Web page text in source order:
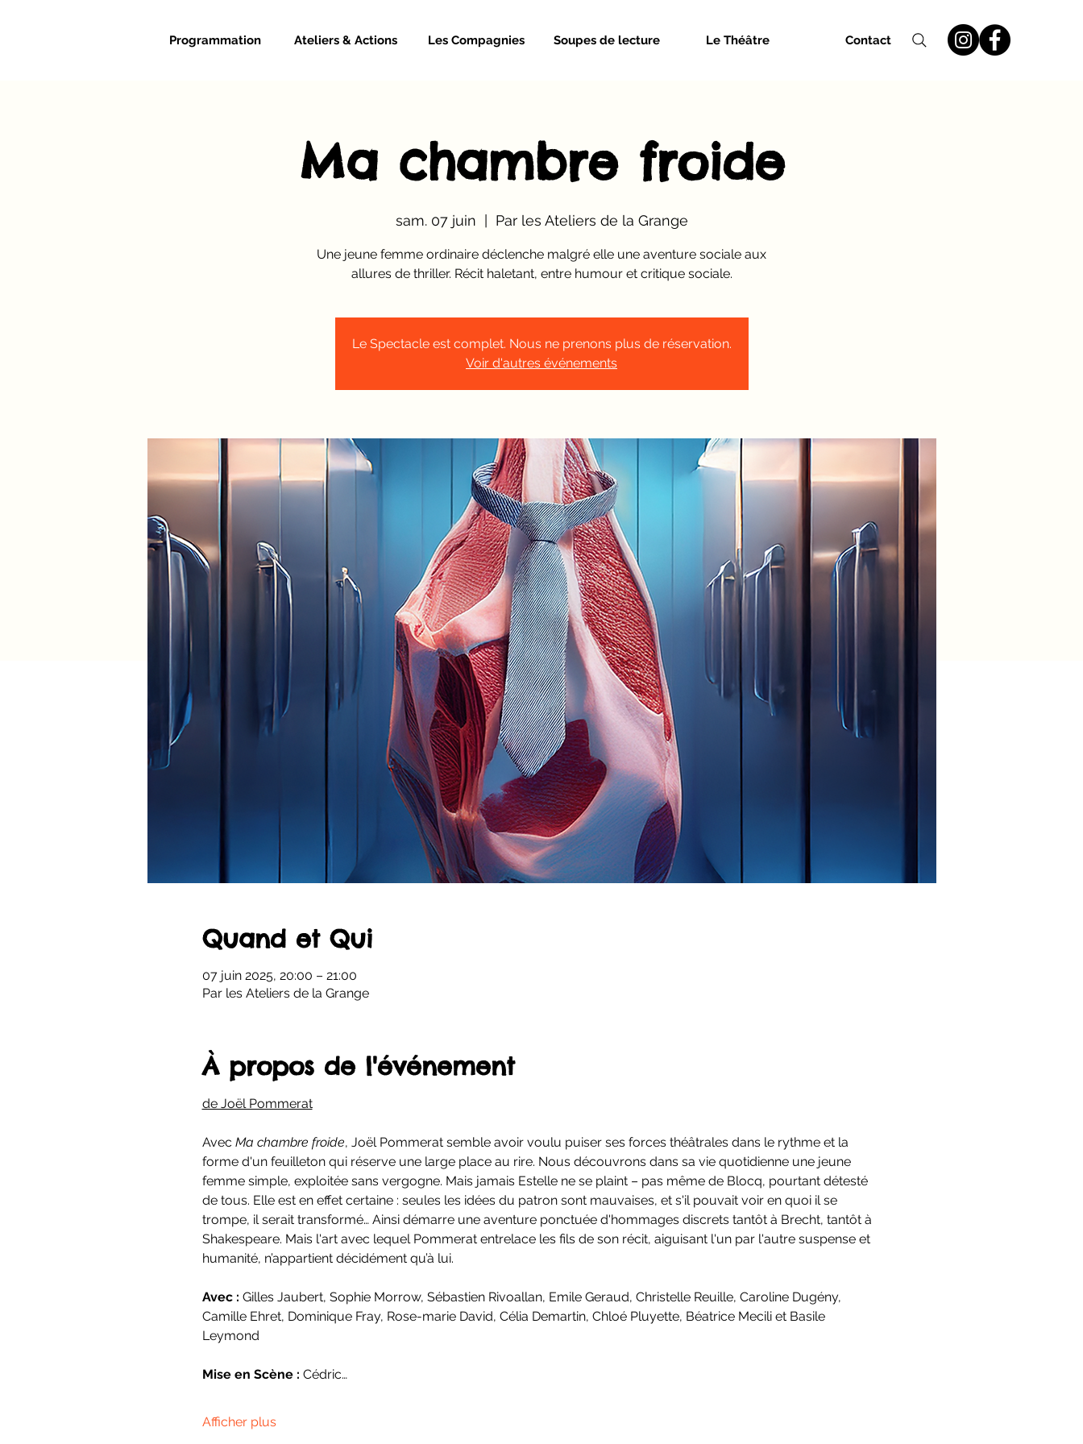
Programmation Ateliers & Actions Les Compagnies Soupes de lecture Le Théâtre Contact
Ma chambre froide
sam. 07 juin Par les Ateliers de la Grange
Une jeune femme ordinaire déclenche malgré elle une aventure sociale aux
allures de thriller. Récit haletant, entre humour et critique sociale.
Le Spectacle est complet. Nous ne prenons plus de réservation.
Voir d'autres événements
Quand et Qui
07 juin 2025, 20:00 – 21:00
Par les Ateliers de la Grange
À propos de l'événement
de Joël Pommerat
Avec Ma chambre froide, Joël Pommerat semble avoir voulu puiser ses forces théâtrales dans le rythme et la
forme d'un feuilleton qui réserve une large place au rire. Nous découvrons dans sa vie quotidienne une jeune
femme simple, exploitée sans vergogne. Mais jamais Estelle ne se plaint – pas même de Blocq, pourtant détesté
de tous. Elle est en effet certaine : seules les idées du patron sont mauvaises, et s'il pouvait voir en quoi il se
trompe, il serait transformé… Ainsi démarre une aventure ponctuée d'hommages discrets tantôt à Brecht, tantôt à
Shakespeare. Mais l'art avec lequel Pommerat entrelace les fils de son récit, aiguisant l'un par l'autre suspense et
humanité, n’appartient décidément qu’à lui.
Avec : Gilles Jaubert, Sophie Morrow, Sébastien Rivoallan, Emile Geraud, Christelle Reuille, Caroline Dugény,
Camille Ehret, Dominique Fray, Rose-marie David, Célia Demartin, Chloé Pluyette, Béatrice Mecili et Basile
Leymond
Mise en Scène : Cédric…
Afficher plus